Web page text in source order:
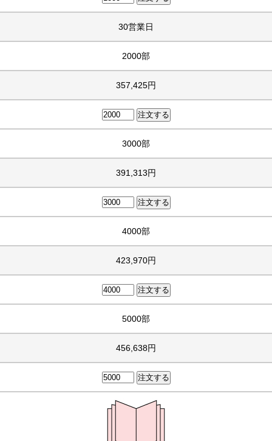
30営業日
2000部
357,425円
3000部
391,313円
4000部
423,970円
5000部
456,638円